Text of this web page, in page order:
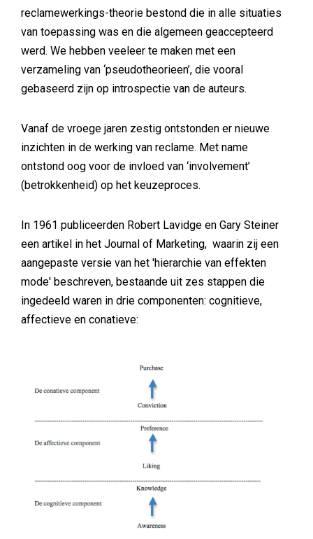
reclamewerkings-theorie bestond die in alle situaties
van toepassing was en die algemeen geaccepteerd
werd. We hebben veeleer te maken met een
verzameling van ‘pseudotheorieen’, die vooral
gebaseerd zijn op introspectie van de auteurs.
Vanaf de vroege jaren zestig ontstonden er nieuwe
inzichten in de werking van reclame. Met name
ontstond oog voor de invloed van ‘involvement’
(betrokkenheid) op het keuzeproces.
In 1961 publiceerden Robert Lavidge en Gary Steiner
een artikel in het Journal of Marketing, waarin zij een
aangepaste versie van het 'hierarchie van effekten
mode' beschreven, bestaande uit zes stappen die
ingedeeld waren in drie componenten: cognitieve,
affectieve en conatieve: